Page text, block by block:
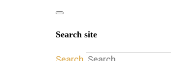
Search site